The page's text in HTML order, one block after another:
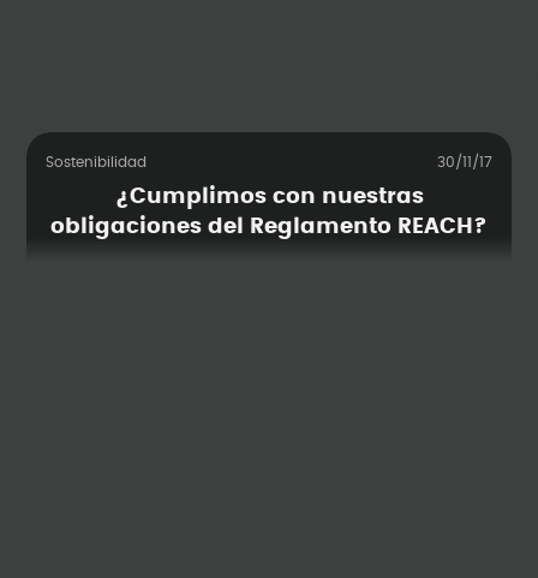
Sostenibilidad 30/11/17
¿Cumplimos con nuestras
obligaciones del Reglamento REACH?